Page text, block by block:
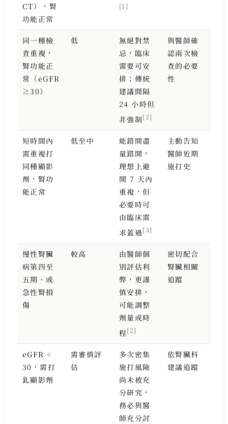
CT），腎
功能正常
[1]
同一種檢
查重複，
腎功能正
常（eGFR
≥30）
低
無絕對禁
忌，臨床
需要可安
排；傳統
建議間隔
24 小時但
非強制[2]
與醫師確
認兩次檢
查的必要
性
短時間內
需重複打
同種顯影
劑，腎功
能正常
低至中
能錯開盡
量錯開，
理想上避
開 7 天內
重複，但
必要時可
由臨床需
求蓋過[3]
主動告知
醫師近期
施打史
慢性腎臟
病第四至
五期、或
急性腎損
傷
較高
由醫師個
別評估利
弊，更謹
慎安排，
可能調整
劑量或時
程[2]
密切配合
腎臟相關
追蹤
eGFR <
30，需打
釓顯影劑
需審慎評
估
多次密集
施打風險
尚未被充
分研究，
務必與醫
師充分討
依腎臟科
建議追蹤